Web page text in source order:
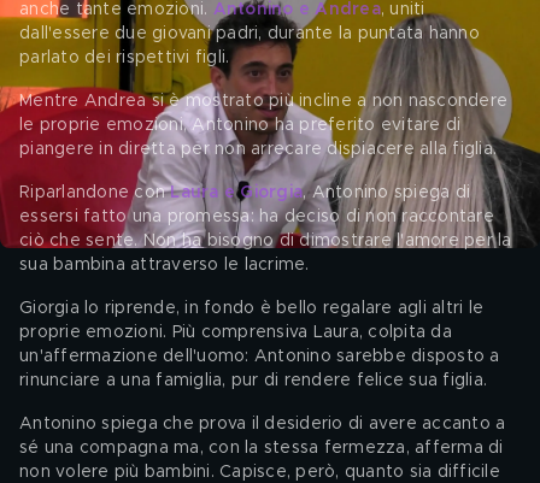
anche tante emozioni. Antonino e Andrea, uniti
dall'essere due giovani padri, durante la puntata hanno
parlato dei rispettivi figli.
Mentre Andrea si è mostrato più incline a non nascondere
le proprie emozioni, Antonino ha preferito evitare di
piangere in diretta per non arrecare dispiacere alla figlia.
Riparlandone con Laura e Giorgia, Antonino spiega di
essersi fatto una promessa: ha deciso di non raccontare
ciò che sente. Non ha bisogno di dimostrare l'amore per la
sua bambina attraverso le lacrime.
Giorgia lo riprende, in fondo è bello regalare agli altri le
proprie emozioni. Più comprensiva Laura, colpita da
un'affermazione dell'uomo: Antonino sarebbe disposto a
rinunciare a una famiglia, pur di rendere felice sua figlia.
Antonino spiega che prova il desiderio di avere accanto a
sé una compagna ma, con la stessa fermezza, afferma di
non volere più bambini. Capisce, però, quanto sia difficile